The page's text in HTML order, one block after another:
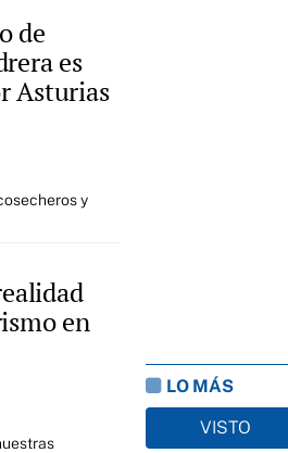
de
es
Asturias
y
en
LO MÁS
VISTO